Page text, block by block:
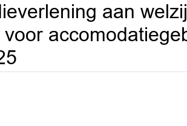
aan
voor